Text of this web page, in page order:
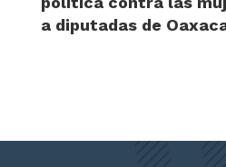
a diputadas de